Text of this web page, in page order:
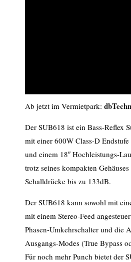
Ab jetzt im Vermietpark:
Der SUB618 ist ein Bass-Reflex
mit einer 600W Class-D
und einem 18″ Hochleistungs-
trotz seines kompakten
Schalldrücke bis zu 133dB.
Der SUB618 kann sowohl mit
mit einem Stereo-Feed
Phasen-Umkehrschalter und die
Ausgangs-Modes (True Bypass
Für noch mehr Punch bietet der